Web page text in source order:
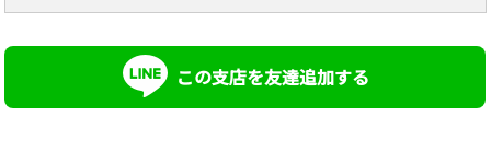
この支店を友達追加する